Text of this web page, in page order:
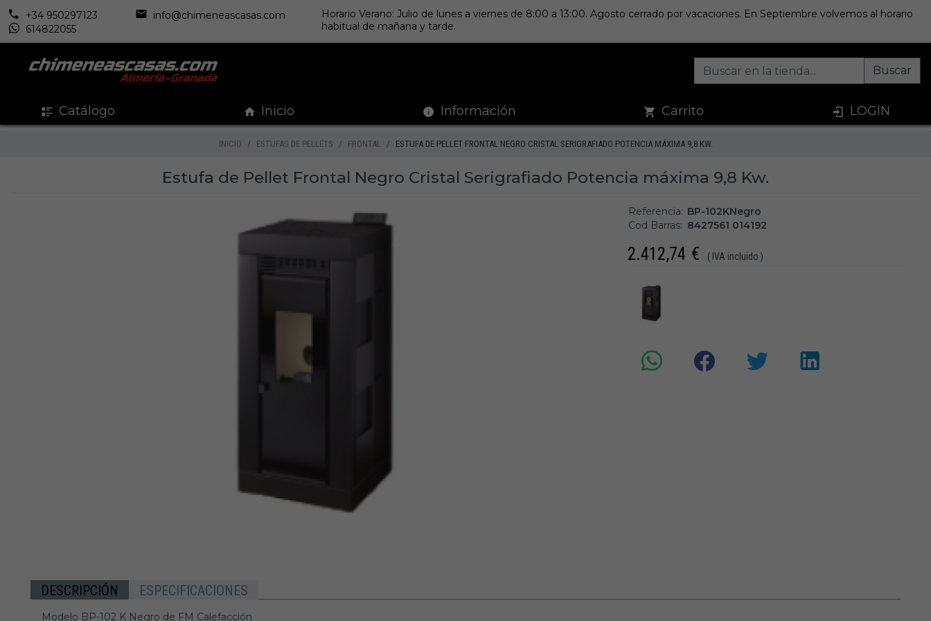
+34 950297123
info@chimeneascasas.com
614822055
Horario Verano: Julio de lunes a viernes de 8:00 a 13:00. Agosto cerrado por vacaciones. En Septiembre volvemos al horario
habitual de mañana y tarde.
Buscar
Catálogo Inicio Información Carrito LOGIN
INICIO ESTUFAS DE PELLETS FRONTAL ESTUFA DE PELLET FRONTAL NEGRO CRISTAL SERIGRAFIADO POTENCIA MÁXIMA 9,8 KW.
Estufa de Pellet Frontal Negro Cristal Serigrafiado Potencia máxima 9,8 Kw.
Referencia: BP-102KNegro
Cod Barras: 8427561 014192
2.412,74 € ( IVA incluido )
DESCRIPCIÓN ESPECIFICACIONES
Modelo BP-102 K Negro de FM Calefacción